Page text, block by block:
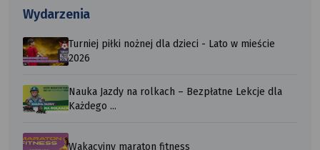
Wydarzenia
Turniej piłki nożnej dla dzieci - Lato w mieście
2026
Nauka Jazdy na rolkach – Bezpłatne Lekcje dla
Każdego ...
Wakacyjny maraton fitness